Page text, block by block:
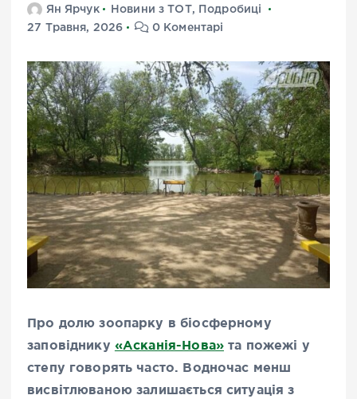
Ян Ярчук Новини з ТОТ,
Подробиці
27 Травня, 2026
0 Коментарі
Про долю зоопарку в біосферному
заповіднику «Асканія-Нова» та пожежі у
степу говорять часто. Водночас менш
висвітлюваною залишається ситуація з